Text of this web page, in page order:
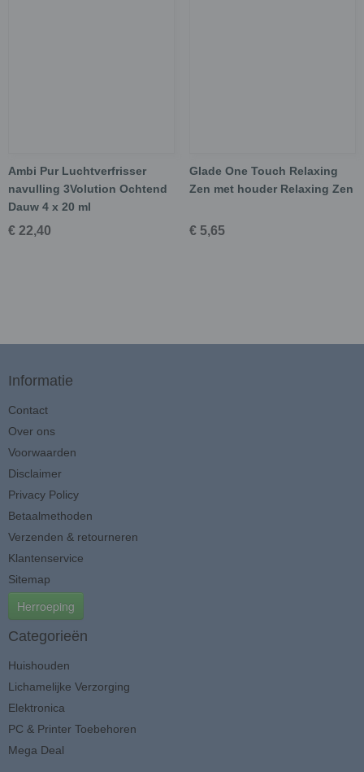
Ambi Pur Luchtverfrisser
navulling 3Volution Ochtend
Dauw 4 x 20 ml
€ 22,40
Glade One Touch Relaxing
Zen met houder Relaxing Zen
€ 5,65
Informatie
Contact
Over ons
Voorwaarden
Disclaimer
Privacy Policy
Betaalmethoden
Verzenden & retourneren
Klantenservice
Sitemap
Herroeping
Categorieën
Huishouden
Lichamelijke Verzorging
Elektronica
PC & Printer Toebehoren
Mega Deal